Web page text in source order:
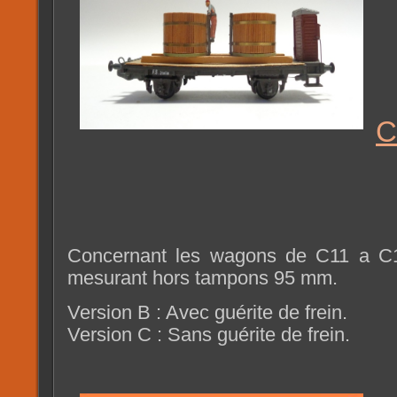
Concernant les wagons de C11 a
mesurant hors tampons 95 mm.
Version B : Avec guérite de frein.
Version C : Sans guérite de frein.